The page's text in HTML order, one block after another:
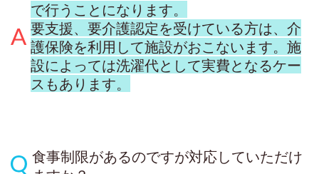
で行うことになります。
要支援、要介護認定を受けている方は、介
護保険を利用して施設がおこないます。施
設によっては洗濯代として実費となるケー
スもあります。
食事制限があるのですが対応していただけ